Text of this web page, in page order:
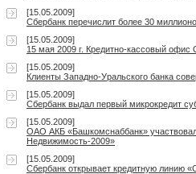
[15.05.2009]
Сбербанк перечислит более 30
[15.05.2009]
15 мая 2009 г. Кредитно-кассовый
[15.05.2009]
Клиенты Западно-Уральского банка
[15.05.2009]
Сбербанк выдал первый микрокредит
[15.05.2009]
ОАО АКБ «Башкомснаббанк»
Недвижимость-2009»
[15.05.2009]
Сбербанк открывает кредитную линию